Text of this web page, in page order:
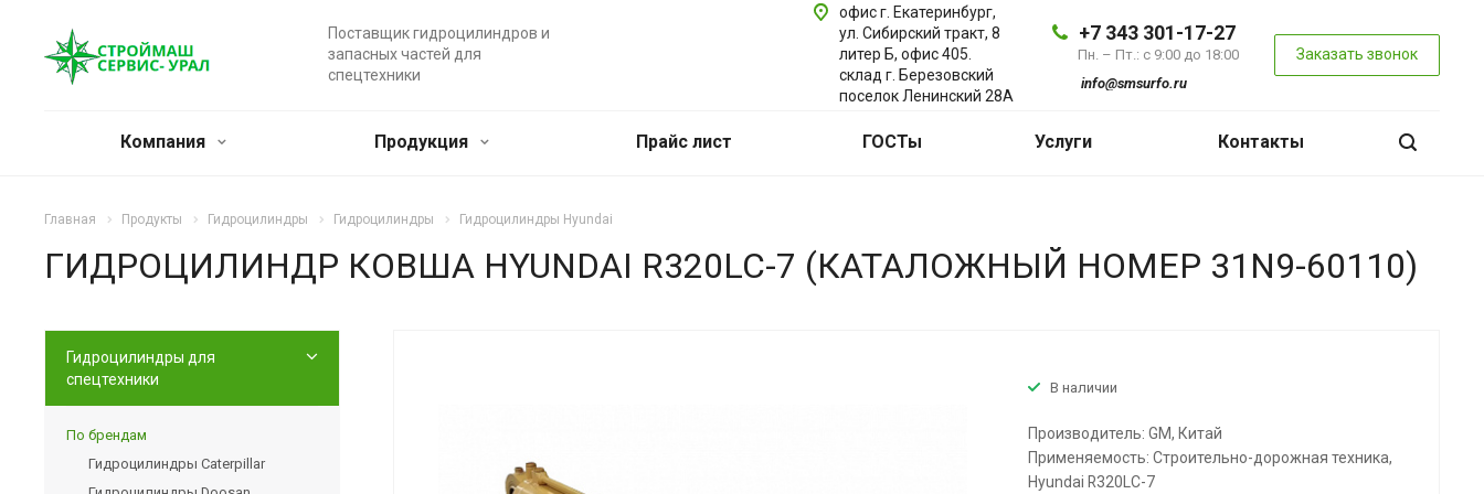
Поставщик гидроцилиндров и
запасных частей для
спецтехники
+7 343 301-17-27
Пн. – Пт.: с 9:00 до 18:00
info@smsurfo.ru
Заказать звонок
офис г. Екатеринбург,
ул. Сибирский тракт, 8
литер Б, офис 405.
склад г. Березовский
поселок Ленинский 28А
Компания Продукция Прайс лист ГОСТы Услуги Контакты
Главная Продукты Гидроцилиндры Гидроцилиндры Гидроцилиндры Hyundai
ГИДРОЦИЛИНДР КОВША HYUNDAI R320LC-7 (КАТАЛОЖНЫЙ НОМЕР 31N9-60110)
В наличии
Производитель: GM, Китай
Применяемость: Строительно-дорожная техника,
Hyundai R320LC-7
Гидроцилиндры для
спецтехники
По брендам
Гидроцилиндры Caterpillar